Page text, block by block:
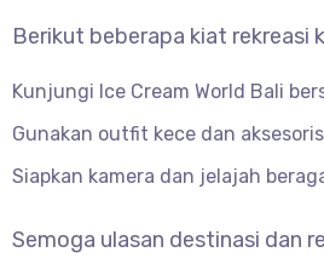
Berikut beberapa kiat rekreasi
Kunjungi Ice Cream World Bali
Gunakan outfit kece dan
Siapkan kamera dan jelajah
Semoga ulasan destinasi dan